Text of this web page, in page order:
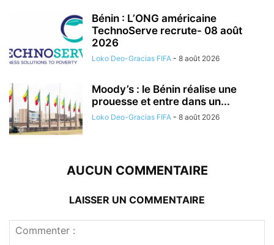
Bénin : L’ONG américaine
TechnoServe recrute- 08 août
2026
Loko Deo-Gracias FIFA - 8 août 2026
Moody’s : le Bénin réalise une
prouesse et entre dans un...
Loko Deo-Gracias FIFA - 8 août 2026
AUCUN COMMENTAIRE
LAISSER UN COMMENTAIRE